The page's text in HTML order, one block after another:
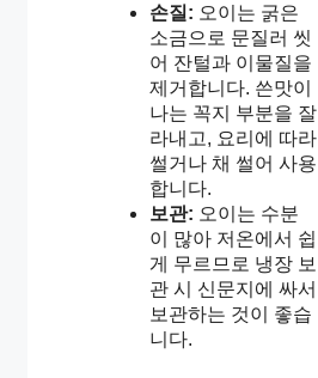
손질: 오이는 굵은
소금으로 문질러 씻
어 잔털과 이물질을
제거합니다. 쓴맛이
나는 꼭지 부분을 잘
라내고, 요리에 따라
썰거나 채 썰어 사용
합니다.
보관: 오이는 수분
이 많아 저온에서 쉽
게 무르므로 냉장 보
관 시 신문지에 싸서
보관하는 것이 좋습
니다.